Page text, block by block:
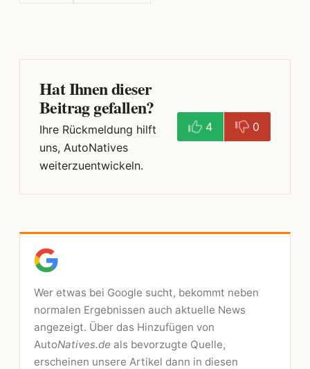
Hat Ihnen dieser
Beitrag gefallen?
Ihre Rückmeldung hilft
uns, AutoNatives
weiterzuentwickeln.
4 0
Wer etwas bei Google sucht, bekommt neben
normalen Ergebnissen auch aktuelle News
angezeigt. Über das Hinzufügen von
AutoNatives.de als bevorzugte Quelle,
erscheinen unsere Artikel dann in diesen